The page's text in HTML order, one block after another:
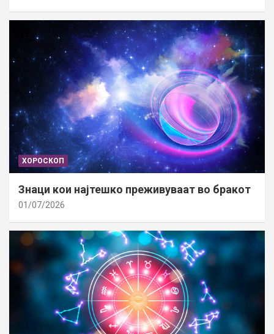
ХОРОСКОП
Знаци кои најтешко преживуваат во бракот
01/07/2026